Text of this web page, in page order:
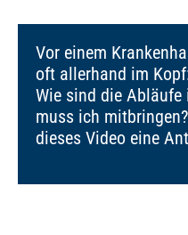
Vor einem
oft allerhand im
Wie sind die Abläufe
muss ich
dieses Video eine